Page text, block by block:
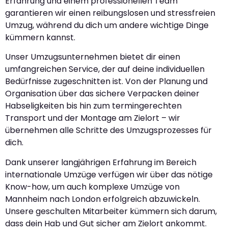
garantieren wir einen reibungslosen und stressfreien
Umzug, während du dich um andere wichtige Dinge
kümmern kannst.
Unser Umzugsunternehmen bietet dir einen
umfangreichen Service, der auf deine individuellen
Bedürfnisse zugeschnitten ist. Von der Planung und
Organisation über das sichere Verpacken deiner
Habseligkeiten bis hin zum termingerechten
Transport und der Montage am Zielort – wir
übernehmen alle Schritte des Umzugsprozesses für
dich.
Dank unserer langjährigen Erfahrung im Bereich
internationale Umzüge verfügen wir über das nötige
Know-how, um auch komplexe Umzüge von
Mannheim nach London erfolgreich abzuwickeln.
Unsere geschulten Mitarbeiter kümmern sich darum,
dass dein Hab und Gut sicher am Zielort ankommt.